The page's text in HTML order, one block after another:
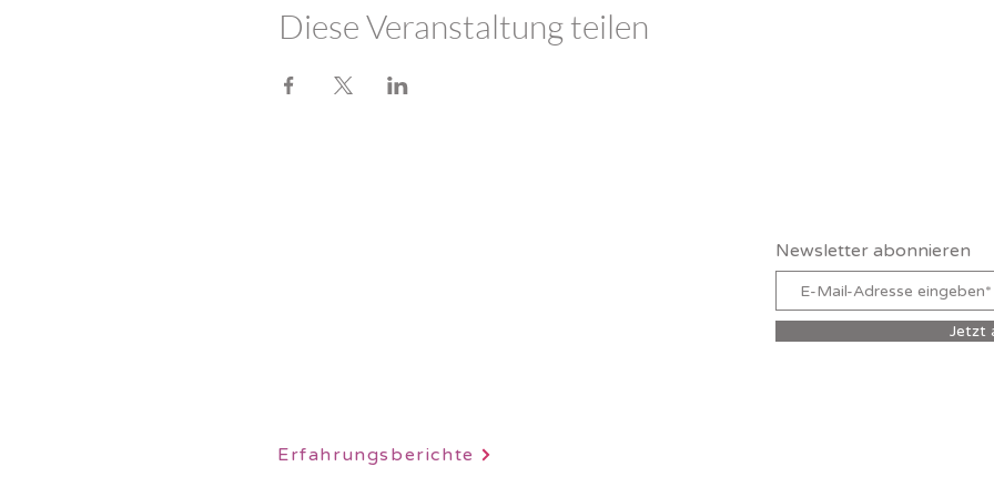
Diese Veranstaltung teilen
Newsletter abonnieren
Jetzt
Erfahrungsberichte